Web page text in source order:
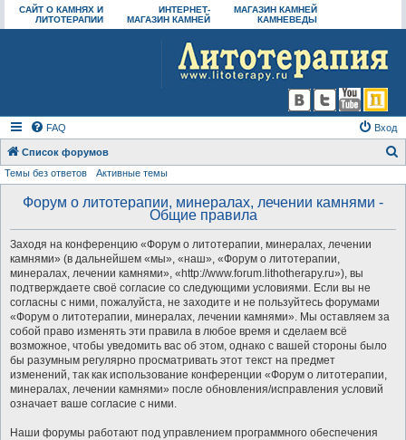
САЙТ О КАМНЯХ И
ЛИТОТЕРАПИИ
ИНТЕРНЕТ-
МАГАЗИН КАМНЕЙ
МАГАЗИН КАМНЕЙ
КАМНЕВЕДЫ
FAQ Вход
Список форумов
Темы без ответов Активные темы
Форум о литотерапии, минералах, лечении камнями -
Общие правила
Заходя на конференцию «Форум о литотерапии, минералах, лечении
камнями» (в дальнейшем «мы», «наш», «Форум о литотерапии,
минералах, лечении камнями», «http://www.forum.lithotherapy.ru»), вы
подтверждаете своё согласие со следующими условиями. Если вы не
согласны с ними, пожалуйста, не заходите и не пользуйтесь форумами
«Форум о литотерапии, минералах, лечении камнями». Мы оставляем за
собой право изменять эти правила в любое время и сделаем всё
возможное, чтобы уведомить вас об этом, однако с вашей стороны было
бы разумным регулярно просматривать этот текст на предмет
изменений, так как использование конференции «Форум о литотерапии,
минералах, лечении камнями» после обновления/исправления условий
означает ваше согласие с ними.
Наши форумы работают под управлением программного обеспечения